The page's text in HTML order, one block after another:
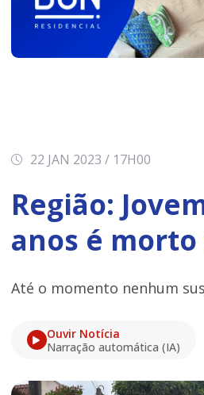
22 JAN 2023 / 17H00
Região:
anos é
Até o momento nenhum
Ouvir Notícia
Narração automática (IA)